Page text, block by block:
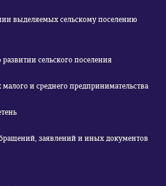
выделяемых сельскому поселению
сельского поселения
и среднего предпринимательства
заявлений и иных документов